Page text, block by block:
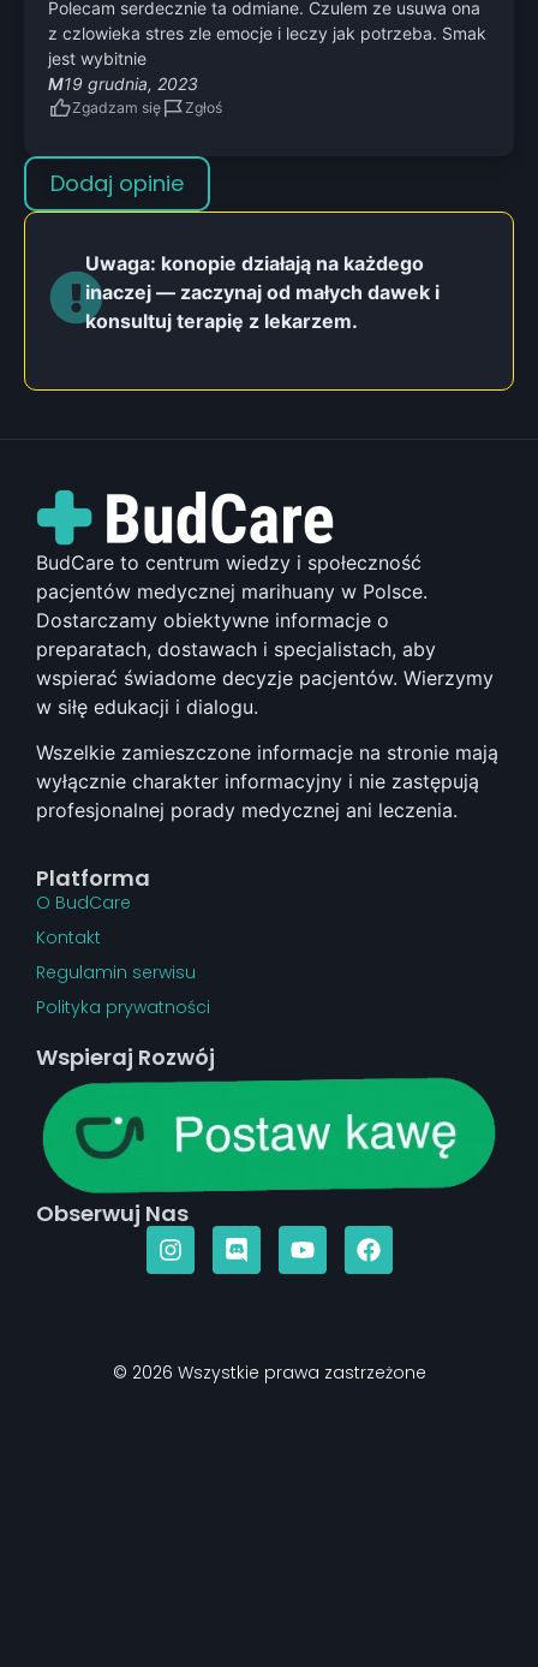
Polecam serdecznie ta odmiane. Czulem ze usuwa ona
z czlowieka stres zle emocje i leczy jak potrzeba. Smak
jest wybitnie
M19 grudnia, 2023
Zgadzam się Zgłoś
Dodaj opinie
Uwaga: konopie działają na każdego
inaczej — zaczynaj od małych dawek i
konsultuj terapię z lekarzem.
BudCare to centrum wiedzy i społeczność
pacjentów medycznej marihuany w Polsce.
Dostarczamy obiektywne informacje o
preparatach, dostawach i specjalistach, aby
wspierać świadome decyzje pacjentów. Wierzymy
w siłę edukacji i dialogu.
Wszelkie zamieszczone informacje na stronie mają
wyłącznie charakter informacyjny i nie zastępują
profesjonalnej porady medycznej ani leczenia.
Platforma
O BudCare
Kontakt
Regulamin serwisu
Polityka prywatności
Wspieraj Rozwój
Obserwuj Nas
© 2026 Wszystkie prawa zastrzeżone